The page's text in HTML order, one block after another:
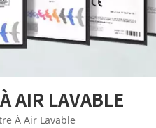
AIR LAVABLE
À Air Lavable